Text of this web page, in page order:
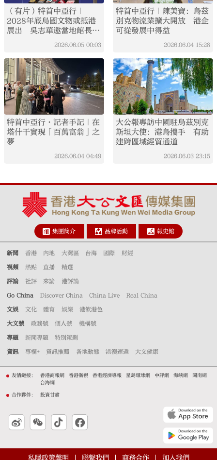
（有片）特首中亞行｜
2028年底烏國文物或抵港
展出 吳志華邀當地館長年
2026.06.05 00:03
特首中亞行｜陳美寶：烏茲
別克物流業擴大開放 港企
可從發展中得益
2026.06.04 15:28
特首中亞行·記者手記｜在
塔什干實現「百萬富翁」之
夢
2026.06.04 04:49
大公報專訪中國駐烏茲別克
斯坦大使：港烏攜手 有助
建跨區域經貿通道
2026.06.03 23:15
集團簡介 品牌活動 報史館
新聞 香港 內地 大灣區 台海 國際 財經
視頻 熱點 直播 精選
評論 社評 來論 港評論
Go China Discover China China Live Real China
文娛 文化 體育 娛樂 港飲港色
大文號 政務號 個人號 機構號
專題 新聞專題 特別策劃
資訊 專欄+ 資訊推薦 各地動態 港澳速遞 大文健康
友情鏈接： 香港商報網 香港衛視 香港經濟導報 星島環球網 中評網 海峽網
閩南網
台海網
合作夥伴： 投資甘肅
私隱政策聲明 聯繫我們 商務合作 加入我們